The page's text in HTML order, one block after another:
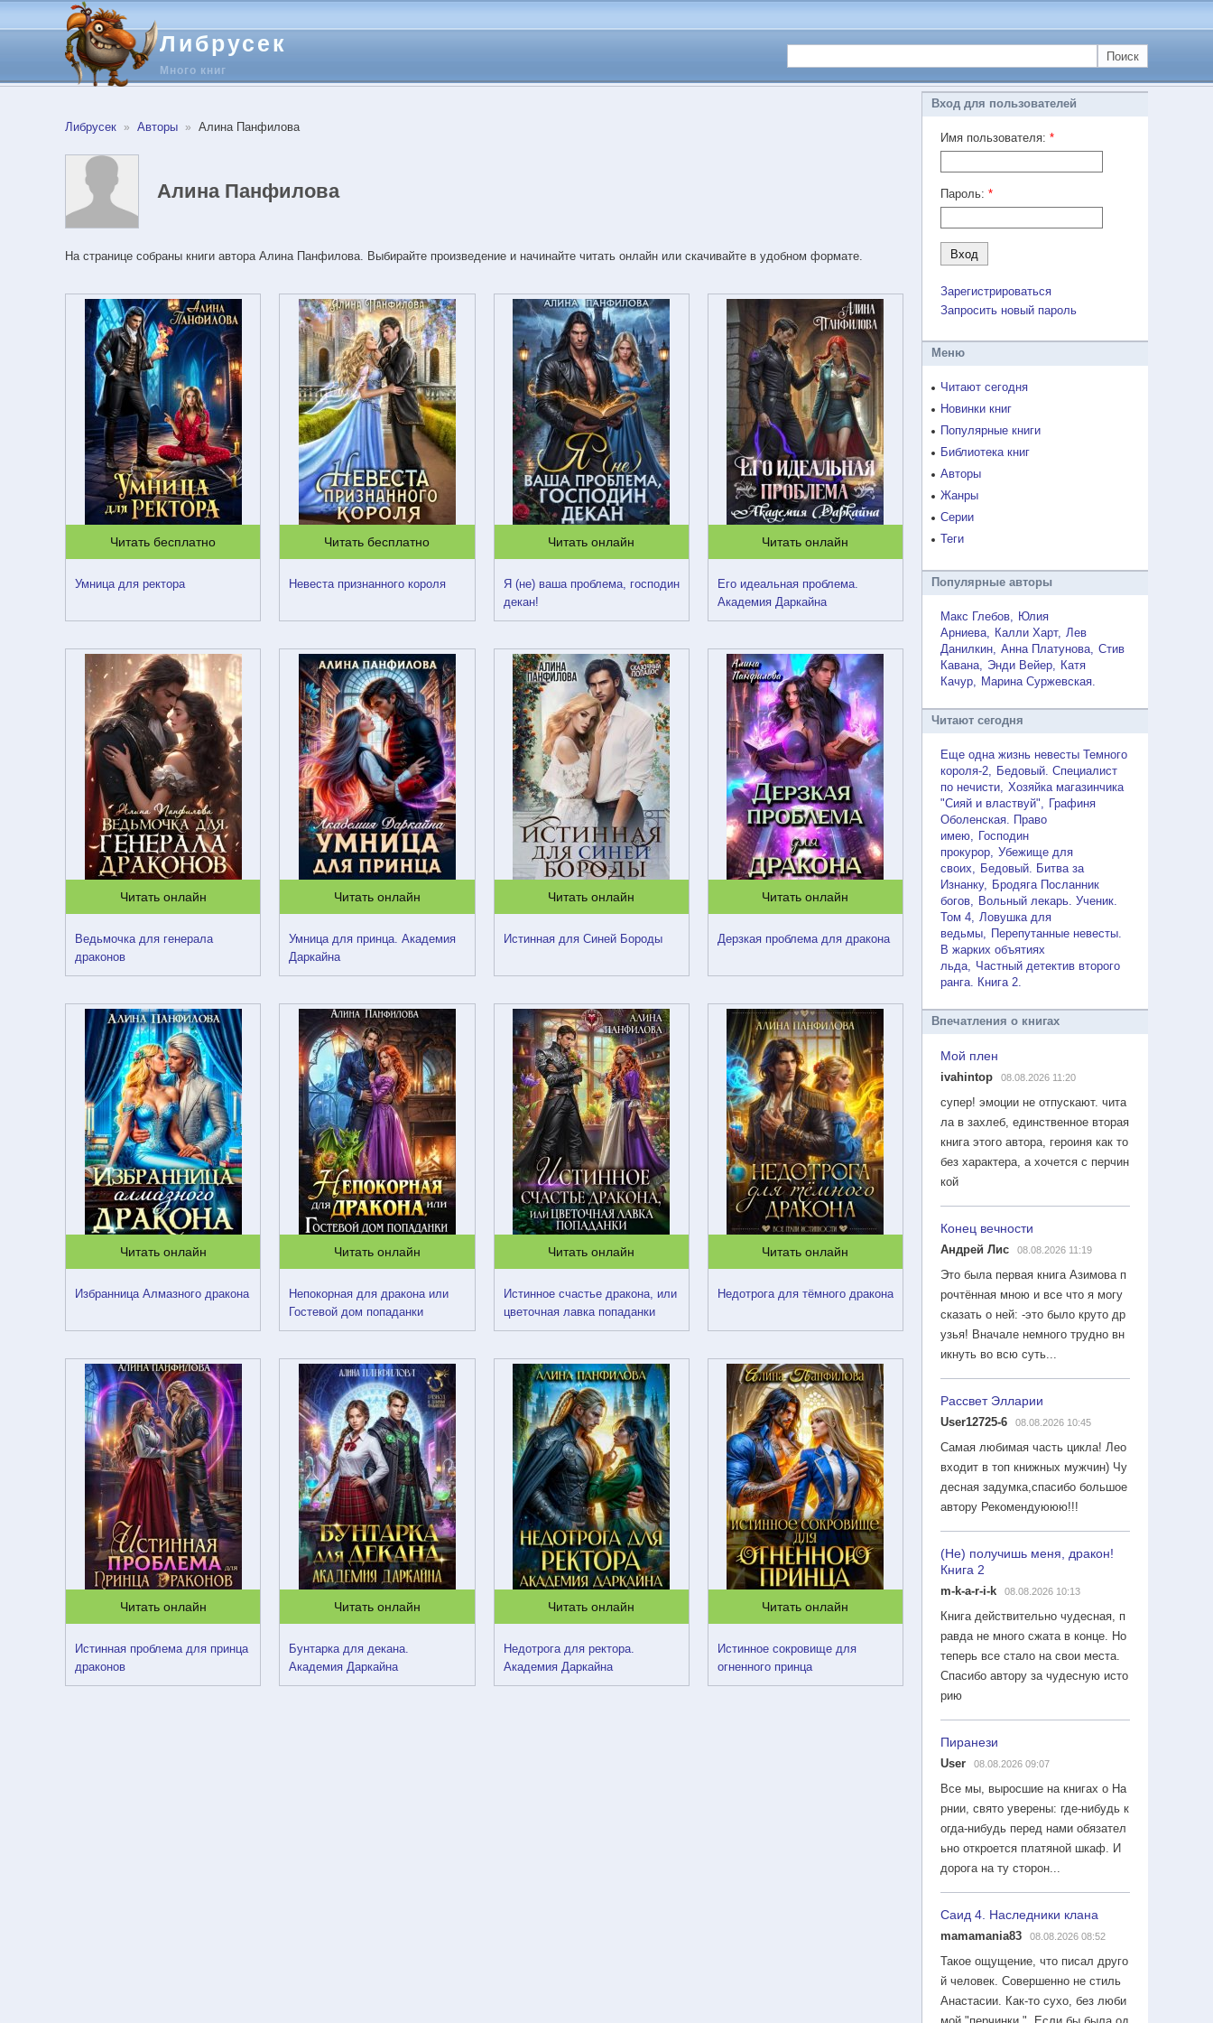
Либрусек
Много книг
Поиск
Либрусек Авторы Алина Панфилова
Алина Панфилова
На странице собраны книги автора Алина Панфилова. Выбирайте произведение и начинайте читать онлайн или скачивайте в удобном формате.
Читать бесплатно
Умница для ректора
Читать бесплатно
Невеста признанного короля
Читать онлайн
Я (не) ваша проблема, господин
декан!
Читать онлайн
Его идеальная проблема.
Академия Даркайна
Читать онлайн
Ведьмочка для генерала
драконов
Читать онлайн
Умница для принца. Академия
Даркайна
Читать онлайн
Истинная для Синей Бороды
Читать онлайн
Дерзкая проблема для дракона
Читать онлайн
Избранница Алмазного дракона
Читать онлайн
Непокорная для дракона или
Гостевой дом попаданки
Читать онлайн
Истинное счастье дракона, или
цветочная лавка попаданки
Читать онлайн
Недотрога для тёмного дракона
Читать онлайн
Истинная проблема для принца
драконов
Читать онлайн
Бунтарка для декана.
Академия Даркайна
Читать онлайн
Недотрога для ректора.
Академия Даркайна
Читать онлайн
Истинное сокровище для
огненного принца
Вход для пользователей
Имя пользователя: *
Пароль: *
Зарегистрироваться
Запросить новый пароль
Меню
Читают сегодня
Новинки книг
Популярные книги
Библиотека книг
Авторы
Жанры
Серии
Теги
Популярные авторы
Макс Глебов
Юлия
Арниева
Калли Харт
Лев
Данилкин Анна Платунова Стив
Кавана
Энди Вейер
Катя
Качур
Марина Суржевская
Читают сегодня
Еще одна жизнь невесты Темного
короля-2
Бедовый. Специалист
по нечисти Хозяйка магазинчика
"Сияй и властвуй"
Графиня
Оболенская. Право
имею
Господин
прокурор Убежище для
своих
Бедовый. Битва за
Изнанку
Бродяга Посланник
богов
Вольный лекарь. Ученик.
Том 4
Ловушка для
ведьмы
Перепутанные невесты.
В жарких объятиях
льда
Частный детектив второго
ранга. Книга 2
Впечатления о книгах
Мой плен
ivahintop 08.08.2026 11:20
супер! эмоции не отпускают. чита
ла в захлеб, единственное вторая
книга этого автора, героиня как то
без характера, а хочется с перчин
кой
Конец вечности
Андрей Лис 08.08.2026 11:19
Это была первая книга Азимова п
рочтённая мною и все что я могу
сказать о ней: -это было круто др
узья! Вначале немного трудно вн
икнуть во всю суть...
Рассвет Элларии
User12725-6 08.08.2026 10:45
Самая любимая часть цикла! Лео
входит в топ книжных мужчин) Чу
десная задумка,спасибо большое
автору Рекомендуююю!!!
(Не) получишь меня, дракон!
Книга 2
m-k-a-r-i-k 08.08.2026 10:13
Книга действительно чудесная, п
равда не много сжата в конце. Но
теперь все стало на свои места.
Спасибо автору за чудесную исто
рию
Пиранези
User 08.08.2026 09:07
Все мы, выросшие на книгах о На
рнии, свято уверены: где-нибудь к
огда-нибудь перед нами обязател
ьно откроется платяной шкаф. И
дорога на ту сторон...
Саид 4. Наследники клана
mamamania83 08.08.2026 08:52
Такое ощущение, что писал друго
й человек. Совершенно не стиль
Анастасии. Как-то сухо, без люби
мой "перчинки ". Если бы была од